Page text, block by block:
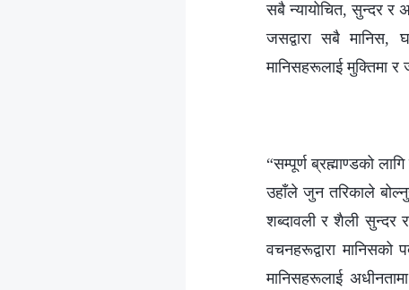
सबै न्यायोचित, सुन्दर
जसद्वारा सबै
मानिसहरूलाई मुक्तिमा र
“सम्पूर्ण ब्रह्माण्डको
उहाँले जुन तरिकाले
शब्दावली र शैली सुन्दर
वचनहरूद्वारा
मानिसहरूलाई